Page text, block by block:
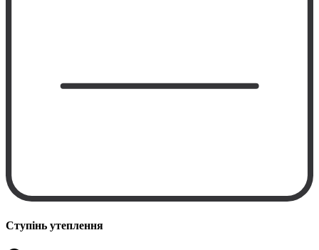
Ступінь утеплення